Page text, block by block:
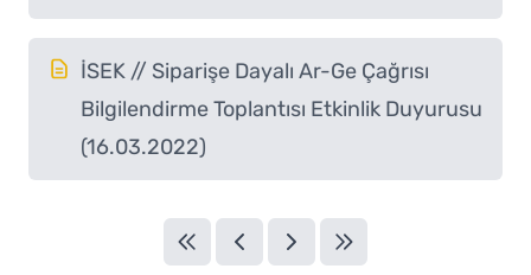
İSEK // Siparişe Dayalı Ar-Ge Çağrısı
Bilgilendirme Toplantısı Etkinlik Duyurusu
(16.03.2022)